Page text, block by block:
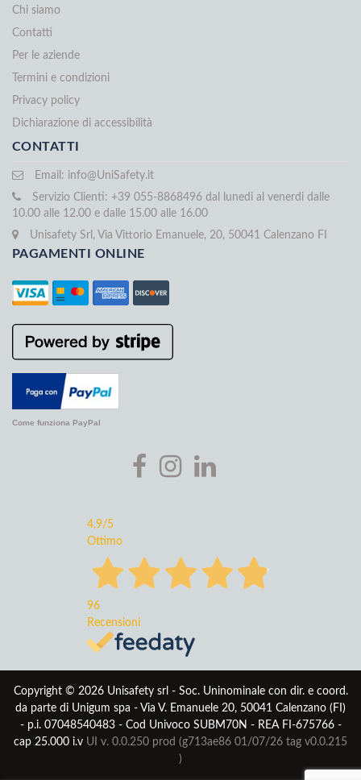
Chi siamo
Contatti
Per le aziende
Termini e condizioni
Privacy policy
Dichiarazione di accessibilità
CONTATTI
Email: info@UniSafety.it
Servizio Clienti: +39 055-8868496 dal lunedi al venerdi dalle
10.00 alle 12.00 e dalle 15.00 alle 16.00
Unisafety Srl, Via Vittorio Emanuele, 20, 50041 Calenzano FI
PAGAMENTI ONLINE
Come funziona PayPal
4,9/5
Ottimo
96
Recensioni
Copyright © 2026 Unisafety srl - Soc. Uninominale con dir. e coord.
da parte di Unigum spa - Via V. Emanuele 20, 50041 Calenzano (FI)
- p.i. 07048540483 - Cod Univoco SUBM70N - REA FI-675766 -
cap 25.000 i.v UI v. 0.0.250 prod (g713ae86 01/07/26 tag v0.0.215
)